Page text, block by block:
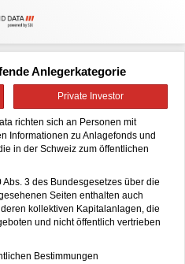
Anlegerkategorie
Private Investor
richten sich an Personen mit
Informationen zu Anlagefonds und
in der Schweiz zum öffentlichen
3 des Bundesgesetzes über die
Seiten enthalten auch
kollektiven Kapitalanlagen, die
und nicht öffentlich vertrieben
Bestimmungen